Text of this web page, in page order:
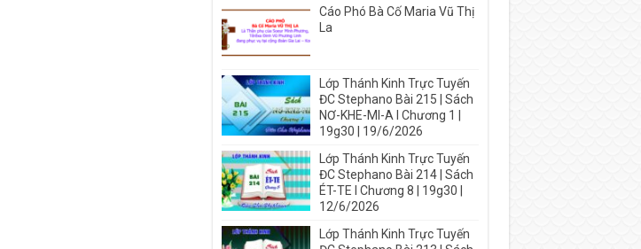
Cáo Phó Bà Cố Maria Vũ Thị
La
Lớp Thánh Kinh Trực Tuyến
ĐC Stephano Bài 215 | Sách
NƠ-KHE-MI-A I Chương 1 |
19g30 | 19/6/2026
Lớp Thánh Kinh Trực Tuyến
ĐC Stephano Bài 214 | Sách
ÉT-TE I Chương 8 | 19g30 |
12/6/2026
Lớp Thánh Kinh Trực Tuyến